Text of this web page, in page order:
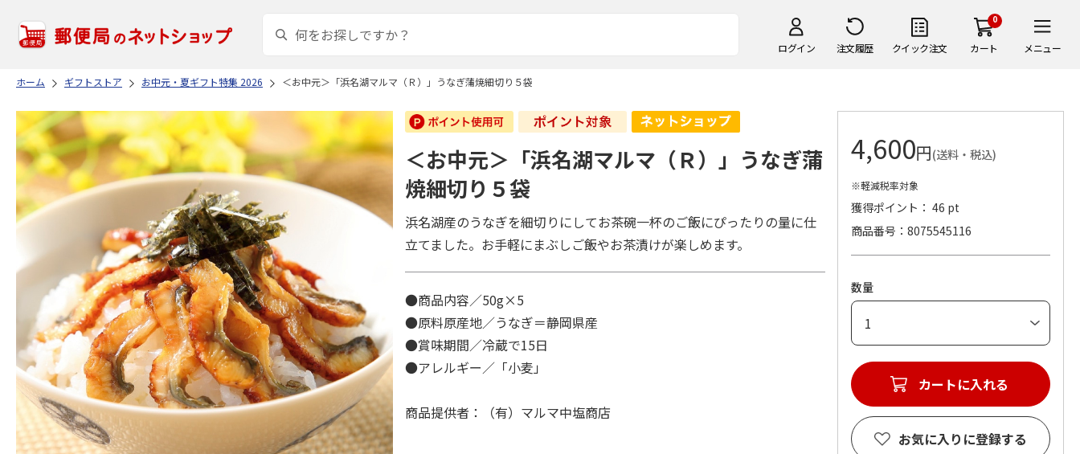
ログイン 注文履歴 クイック注文
0
カート メニュー
ホーム ギフトストア お中元・夏ギフト特集 2026 ＜お中元＞「浜名湖マルマ（Ｒ）」うなぎ蒲焼細切り５袋
＜お中元＞「浜名湖マルマ（Ｒ）」うなぎ蒲
焼細切り５袋
浜名湖産のうなぎを細切りにしてお茶碗一杯のご飯にぴったりの量に仕
立てました。お手軽にまぶしご飯やお茶漬けが楽しめます。
●商品内容／50g×5
●原料原産地／うなぎ＝静岡県産
●賞味期間／冷蔵で15日
●アレルギー／「小麦」
商品提供者：（有）マルマ中塩商店
4,600円(送料・税込)
※軽減税率対象
獲得ポイント： 46 pt
商品番号
8075545116
数量
カートに入れる
お気に入りに登録する